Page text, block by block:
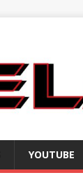
YOUTUBE